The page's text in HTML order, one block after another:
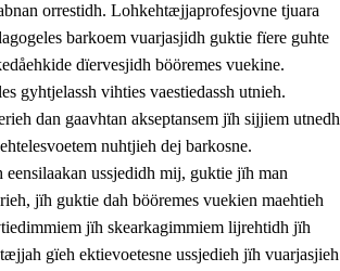
orrestidh. Lohkehtæjjaprofesjovne tjuara
barkoem vuarjasjidh guktie fïere guhte
dïervesjidh bööremes vuekine.
gyhtjelassh vihties vaestiedassh utnieh.
dan gaavhtan akseptansem jïh sijjiem utnedh
nuhtjieh dej barkosne.
ussjedidh mij, guktie jïh man
jïh guktie dah bööremes vuekien maehtieh
jïh skearkagimmiem lijrehtidh jïh
gïeh ektievoetesne ussjedieh jïh vuarjasjieh